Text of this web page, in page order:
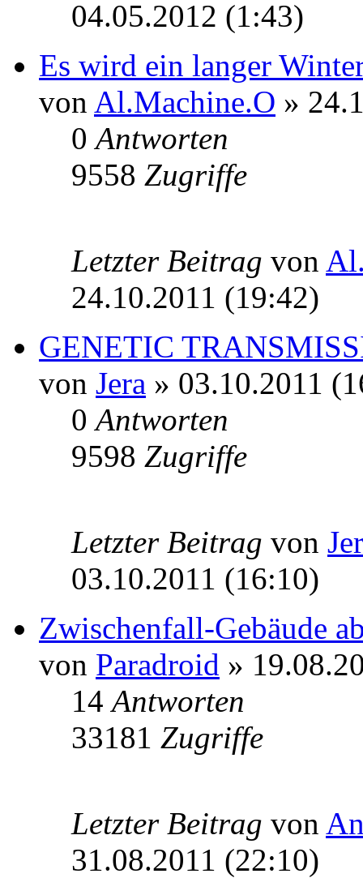
04.05.2012 (1:43)
Es wird ein langer
von Al.Machine.O »
0Antworten
9558 Zugriffe
Letzter Beitrag von
24.10.2011 (19:42)
GENETIC
von Jera » 03.10.2011
0Antworten
9598 Zugriffe
Letzter Beitrag von
03.10.2011 (16:10)
Zwischenfall-Gebäude
von Paradroid »
14Antworten
33181 Zugriffe
Letzter Beitrag von
31.08.2011 (22:10)